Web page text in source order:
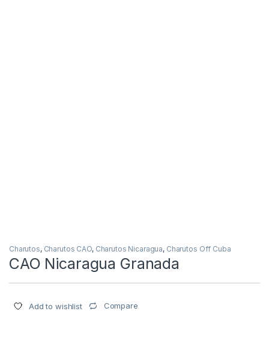
Charutos, Charutos CAO, Charutos Nicaragua, Charutos Off Cuba
CAO Nicaragua Granada
Add to wishlist Compare